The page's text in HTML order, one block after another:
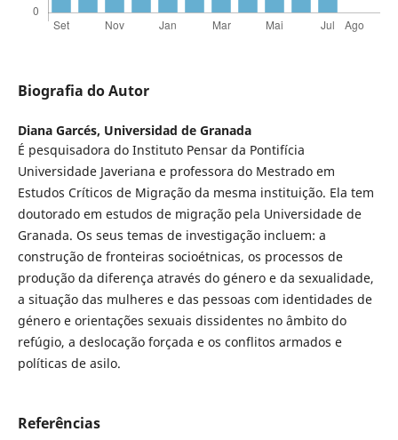
Biografia do Autor
Diana Garcés, Universidad de Granada
É pesquisadora do Instituto Pensar da Pontifícia
Universidade Javeriana e professora do Mestrado em
Estudos Críticos de Migração da mesma instituição. Ela tem
doutorado em estudos de migração pela Universidade de
Granada. Os seus temas de investigação incluem: a
construção de fronteiras socioétnicas, os processos de
produção da diferença através do género e da sexualidade,
a situação das mulheres e das pessoas com identidades de
género e orientações sexuais dissidentes no âmbito do
refúgio, a deslocação forçada e os conflitos armados e
políticas de asilo.
Referências